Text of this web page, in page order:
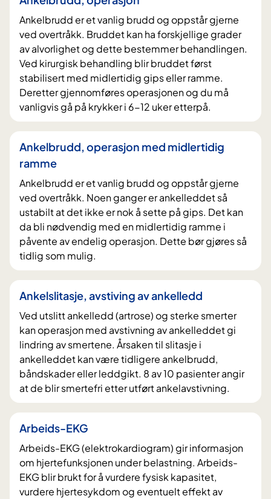
Ankelbrudd er et vanlig brudd og oppstår gjerne
ved overtråkk. Bruddet kan ha forskjellige grader
av alvorlighet og dette bestemmer behandlingen.
Ved kirurgisk behandling blir bruddet først
stabilisert med midlertidig gips eller ramme.
Deretter gjennomføres operasjonen og du må
vanligvis gå på krykker i 6-12 uker etterpå.
Ankelbrudd, operasjon med midlertidig
ramme
Ankelbrudd er et vanlig brudd og oppstår gjerne
ved overtråkk. Noen ganger er ankelleddet så
ustabilt at det ikke er nok å sette på gips. Det kan
da bli nødvendig med en midlertidig ramme i
påvente av endelig operasjon. Dette bør gjøres så
tidlig som mulig.
Ankelslitasje, avstiving av ankelledd
Ved utslitt ankelledd (artrose) og sterke smerter
kan operasjon med avstivning av ankelleddet gi
lindring av smertene. Årsaken til slitasje i
ankelleddet kan være tidligere ankelbrudd,
båndskader eller leddgikt. 8 av 10 pasienter angir
at de blir smertefri etter utført ankelavstivning.
Arbeids-EKG
Arbeids-EKG (elektrokardiogram) gir informasjon
om hjertefunksjonen under belastning. Arbeids-
EKG blir brukt for å vurdere fysisk kapasitet,
vurdere hjertesykdom og eventuelt effekt av